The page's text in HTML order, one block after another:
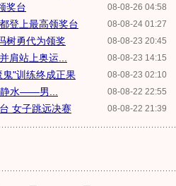
08-08-26 04:58
奖台
08-08-24 01:27
登上最高领奖台
08-08-23 20:45
树勇代为领奖
08-08-23 14:15
肩站上奥运...
08-08-23 02:10
"训练终成正果
08-08-22 22:55
水——男...
08-08-22 21:39
女子跳远决赛